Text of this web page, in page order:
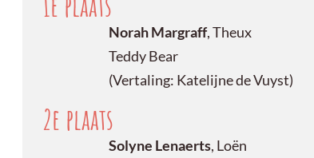
Norah Margraff, Theux
Teddy Bear
(Vertaling: Katelijne de Vuyst)
2e plaats
Solyne Lenaerts, Loën